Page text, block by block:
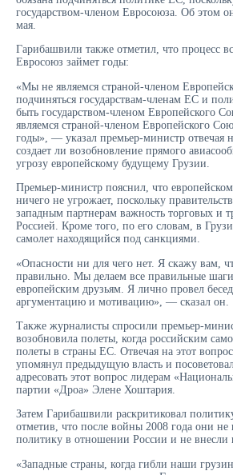
государством-членом Евросоюза. Об этом
мая.
Гарибашвили также отметил, что процесс
Евросоюз займет годы:
«Мы не являемся страной-членом
подчиняться государствам-членам ЕС и
быть государством-членом Европейского
являемся страной-членом Европейского
годы», — указал премьер-министр отвечая
создает ли возобновление прямого
угрозу европейскому будущему Грузии.
Премьер-министр пояснил, что
ничего не угрожает, поскольку
западным партнерам важность торговых и
Россией. Кроме того, по его словам, в
самолет находящийся под санкциями.
«Опасности ни для чего нет. Я скажу вам,
правильно. Мы делаем все правильные
европейским друзьям. Я лично провел
аргументацию и мотивацию», — сказал он.
Также журналисты спросили премьер-
возобновила полеты, когда российским
полеты в страны ЕС. Отвечая на этот
упомянул предыдущую власть и
адресовать этот вопрос лидерам
партии «Дроа» Элене Хоштария.
Затем Гарибашвили раскритиковал
отметив, что после войны 2008 года они не
политику в отношении России и не внесли
«Западные страны, когда гибли наши